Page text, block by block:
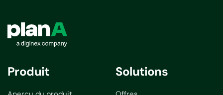
Produit Solutions